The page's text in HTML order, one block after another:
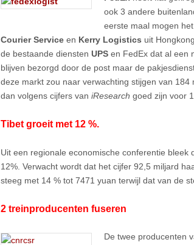
ook 3 andere
eerste maal mogen
Courier Service en Kerry Logistics uit
de bestaande diensten UPS en FedEx dat al een
blijven bezorgd door de post maar de
deze markt zou naar verwachting stijgen van
dan volgens cijfers van iResearch goed zijn voor
Tibet groeit met 12 %.
Uit een regionale economische conferentie
12%. Verwacht wordt dat het cijfer 92,5 miljard
steeg met 14 % tot 7471 yuan terwijl dat van de
2 treinproducenten fuseren
De twee producenten